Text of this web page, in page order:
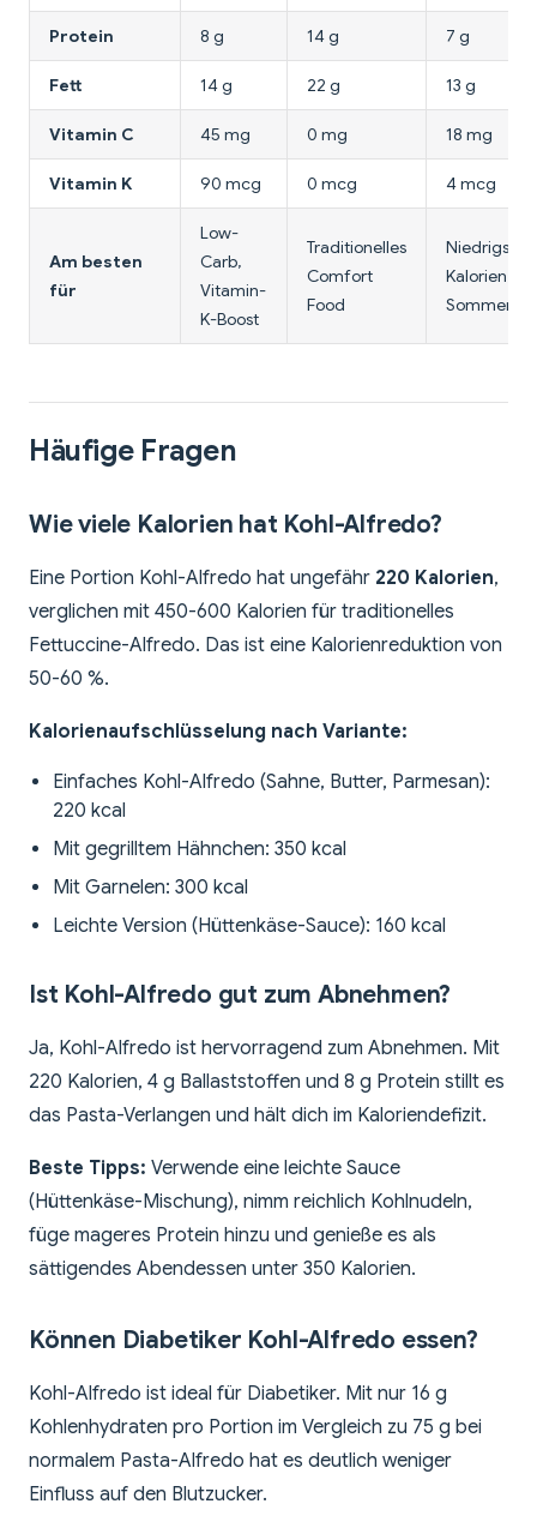
Protein 8 g 14 g 7 g
Fett 14 g 22 g 13 g
Vitamin C 45 mg 0 mg 18 mg
Vitamin K 90 mcg 0 mcg 4 mcg
Am besten
für
Low-
Carb,
Vitamin-
K-Boost
Traditionelles
Comfort
Food
Niedrigste
Kalorien,
Sommer
Häufige Fragen
Wie viele Kalorien hat Kohl-Alfredo?
Eine Portion Kohl-Alfredo hat ungefähr 220 Kalorien,
verglichen mit 450-600 Kalorien für traditionelles
Fettuccine-Alfredo. Das ist eine Kalorienreduktion von
50-60 %.
Kalorienaufschlüsselung nach Variante:
Einfaches Kohl-Alfredo (Sahne, Butter, Parmesan):
220 kcal
Mit gegrilltem Hähnchen: 350 kcal
Mit Garnelen: 300 kcal
Leichte Version (Hüttenkäse-Sauce): 160 kcal
Ist Kohl-Alfredo gut zum Abnehmen?
Ja, Kohl-Alfredo ist hervorragend zum Abnehmen. Mit
220 Kalorien, 4 g Ballaststoffen und 8 g Protein stillt es
das Pasta-Verlangen und hält dich im Kaloriendefizit.
Beste Tipps: Verwende eine leichte Sauce
(Hüttenkäse-Mischung), nimm reichlich Kohlnudeln,
füge mageres Protein hinzu und genieße es als
sättigendes Abendessen unter 350 Kalorien.
Können Diabetiker Kohl-Alfredo essen?
Kohl-Alfredo ist ideal für Diabetiker. Mit nur 16 g
Kohlenhydraten pro Portion im Vergleich zu 75 g bei
normalem Pasta-Alfredo hat es deutlich weniger
Einfluss auf den Blutzucker.